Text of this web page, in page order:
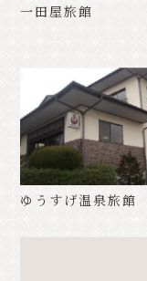
一田屋旅館
ゆうすげ温泉旅館